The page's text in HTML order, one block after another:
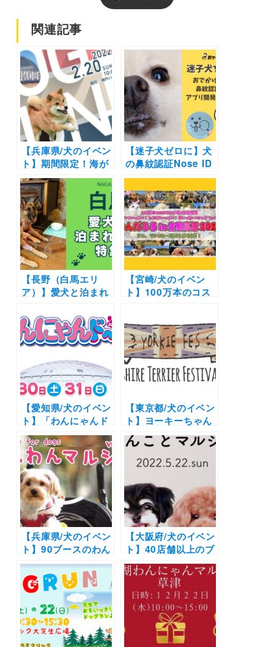
関連記事
【兵庫県/犬のイベン
ト】期間限定！海が
見えるドッグランや
週末はキッチンカー
も | 「ハーバーワン
ダーランド」（神戸
ハーバーランド高浜
岸壁）2/20～4/3開
催
【迷子犬ゼロに】犬
の鼻紋認証Nose ID
アプリ開発をおでわ
ん部は応援します |
1万匹のお鼻の写真
が必要です #世界で
一つだけの鼻
【長野（白馬エリ
ア）】愛犬と泊まれ
のリゾートホテルか
らペットフレンドリ
ーなペンションまで
かけレポートあり）
【宮崎/犬のイベン
ト】100万本のコス
生駒高原2023」ドッ
グマルシェや参加型
企画が盛り沢山（生
駒高原特設会場）
11/4-5
【愛知県/犬のイベン
ト】「わんにゃんド
ーム」（ナゴヤドー
ム）
【東京都/犬のイベン
ト】ヨーキーちゃん
集まれ！マルシェや
ドッグランの他に楽
しいステージイベン
トも盛りだくさん！
「ヨーキーフェス
2022」（イーノの森
Dog Garden）5/22
開催
【兵庫県/犬のイベン
ト】90ブースのわん
ちゃんグッズが勢揃
い！キッチンカーも
♪「わんわんマルシ
ェ vol.35」（神戸ポ
ートアイランド内・
市民広場）5/21・22
開催
【大阪府/犬のイベン
ト】40店舗以上のブ
ースや写真撮影会の
イベントも！「わん
ことマルシェ4th」
（安満遺跡公園 サン
スター広場）5/22開